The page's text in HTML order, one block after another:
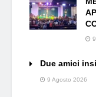
Due amici
9 Agosto 2026